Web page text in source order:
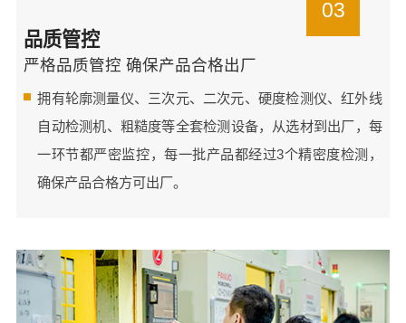
03
品质管控
严格品质管控 确保产品合格出厂
拥有轮廓测量仪、三次元、二次元、硬度检测仪、红外线
自动检测机、粗糙度等全套检测设备，从选材到出厂，每
一环节都严密监控，每一批产品都经过3个精密度检测，
确保产品合格方可出厂。